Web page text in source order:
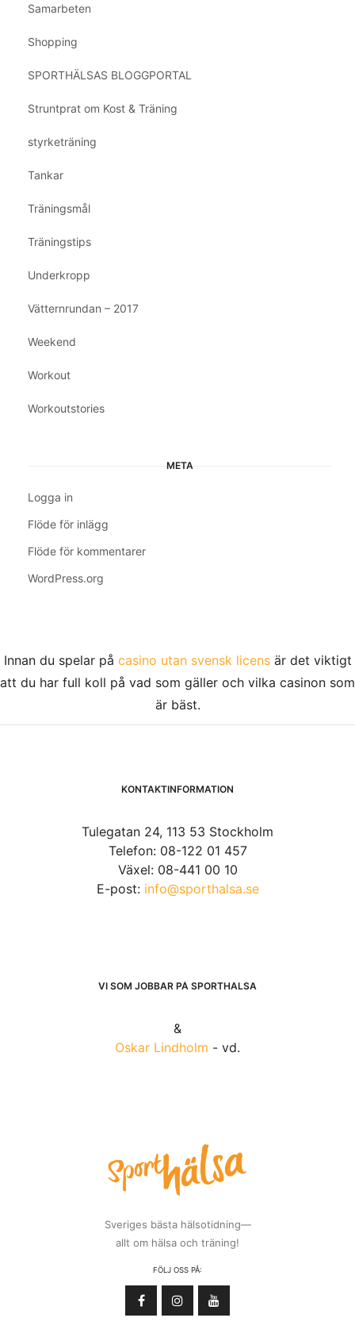
Samarbeten
Shopping
SPORTHÄLSAS BLOGGPORTAL
Struntprat om Kost & Träning
styrketräning
Tankar
Träningsmål
Träningstips
Underkropp
Vätternrundan – 2017
Weekend
Workout
Workoutstories
META
Logga in
Flöde för inlägg
Flöde för kommentarer
WordPress.org
Innan du spelar på casino utan svensk licensär det viktigt
att du har full koll på vad som gäller och vilka casinon som
är bäst.
KONTAKTINFORMATION
Tulegatan 24, 113 53 Stockholm
Telefon: 08-122 01 457
Växel: 08-441 00 10
E-post: info@sporthalsa.se
VI SOM JOBBAR PÅ SPORTHÄLSA
&
Oskar Lindholm - vd.
Sveriges bästa hälsotidning—
allt om hälsa och träning!
FÖLJ OSS PÅ: